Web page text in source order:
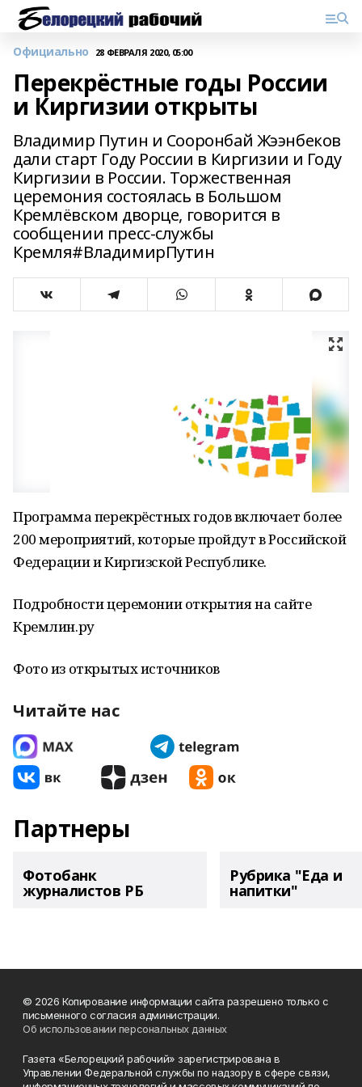
Официально 28 ФЕВРАЛЯ 2020, 05:00
Перекрёстные годы России
и Киргизии открыты
Владимир Путин и Сооронбай Жээнбеков
дали старт Году России в Киргизии и Году
Киргизии в России. Торжественная
церемония состоялась в Большом
Кремлёвском дворце, говорится в
сообщении пресс-службы
Кремля#ВладимирПутин
Программа перекрёстных годов включает более
200 мероприятий, которые пройдут в Российской
Федерации и Киргизской Республике.
Подробности церемонии открытия на сайте
Кремлин.ру
Фото из открытых источников
Читайте нас
Партнеры
Фотобанк
журналистов РБ
Рубрика "Еда и
напитки"
© 2026 Копирование информации сайта разрешено только с
письменного согласия администрации.
Об использовании персональных данных
Газета «Белорецкий рабочий» зарегистрирована в
Управлении Федеральной службы по надзору в сфере связи,